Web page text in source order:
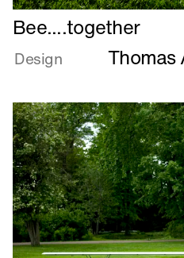
Læs
mere
om
Bee....together
Design Thomas